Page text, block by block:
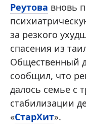
Реутова вновь
за резкого
спасения из
Общественный
сообщил, что
далось семье с
стабилизации
«СтарХит».